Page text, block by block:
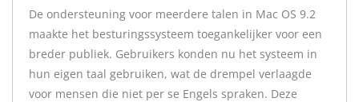
De ondersteuning voor meerdere talen in Mac OS 9.2
maakte het besturingssysteem toegankelijker voor een
breder publiek. Gebruikers konden nu het systeem in
hun eigen taal gebruiken, wat de drempel verlaagde
voor mensen die niet per se Engels spraken. Deze